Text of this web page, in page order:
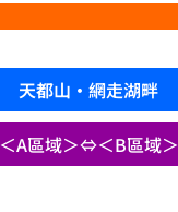
天都山·網走湖畔
＜A區域＞⇔＜B區域＞